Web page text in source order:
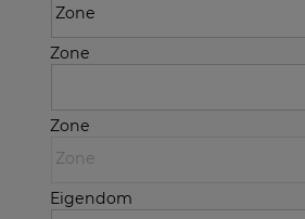
Zone
Zone
Eigendom